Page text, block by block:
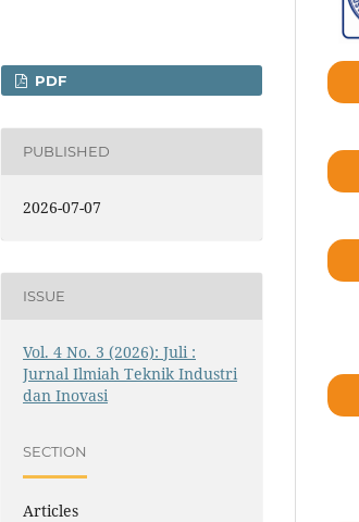
PDF
PUBLISHED
2026-07-07
ISSUE
Vol. 4 No. 3 (2026): Juli :
Jurnal Ilmiah Teknik Industri
dan Inovasi
SECTION
Articles